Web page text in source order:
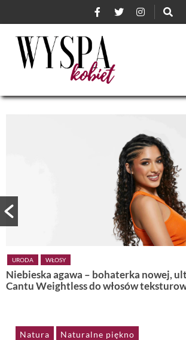
URODA WŁOSY
Niebieska agawa – bohaterka nowej,
Cantu Weightless do włosów
Natura Naturalne piękno